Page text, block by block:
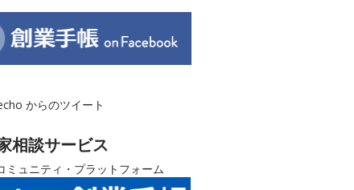
からのツイート
相談サービス
ミュニティ・プラットフォーム